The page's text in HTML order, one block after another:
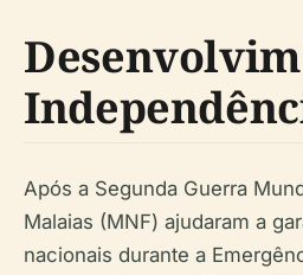
Após a Segunda Guerra
Malaias (MNF) ajudaram a
nacionais durante a